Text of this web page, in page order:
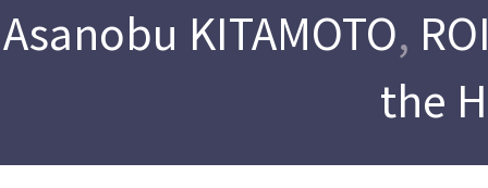
Asanobu KITAMOTO,
the